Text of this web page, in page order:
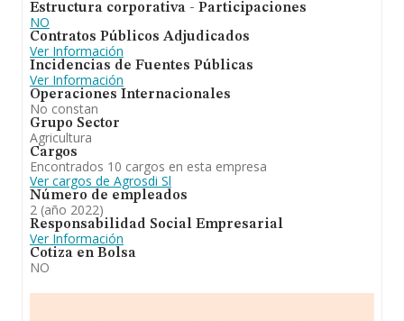
Estructura corporativa - Participaciones
NO
Contratos Públicos Adjudicados
Ver Información
Incidencias de Fuentes Públicas
Ver Información
Operaciones Internacionales
No constan
Grupo Sector
Agricultura
Cargos
Encontrados 10 cargos en esta empresa
Ver cargos de Agrosdi Sl
Número de empleados
2 (año 2022)
Responsabilidad Social Empresarial
Ver Información
Cotiza en Bolsa
NO